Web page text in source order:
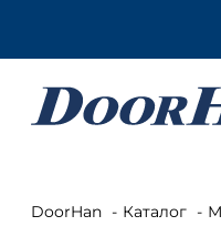
DoorHan Каталог